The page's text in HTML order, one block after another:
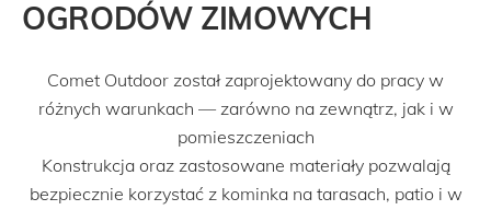
OGRODÓW ZIMOWYCH
Comet Outdoor został zaprojektowany do pracy w
różnych warunkach — zarówno na zewnątrz, jak i w
pomieszczeniach
Konstrukcja oraz zastosowane materiały pozwalają
bezpiecznie korzystać z kominka na tarasach, patio i w